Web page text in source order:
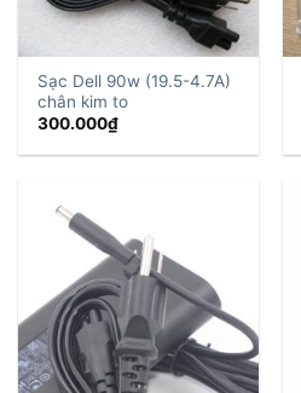
Sạc Dell 90w (19.5-4.7A)
chân kim to
300.000₫